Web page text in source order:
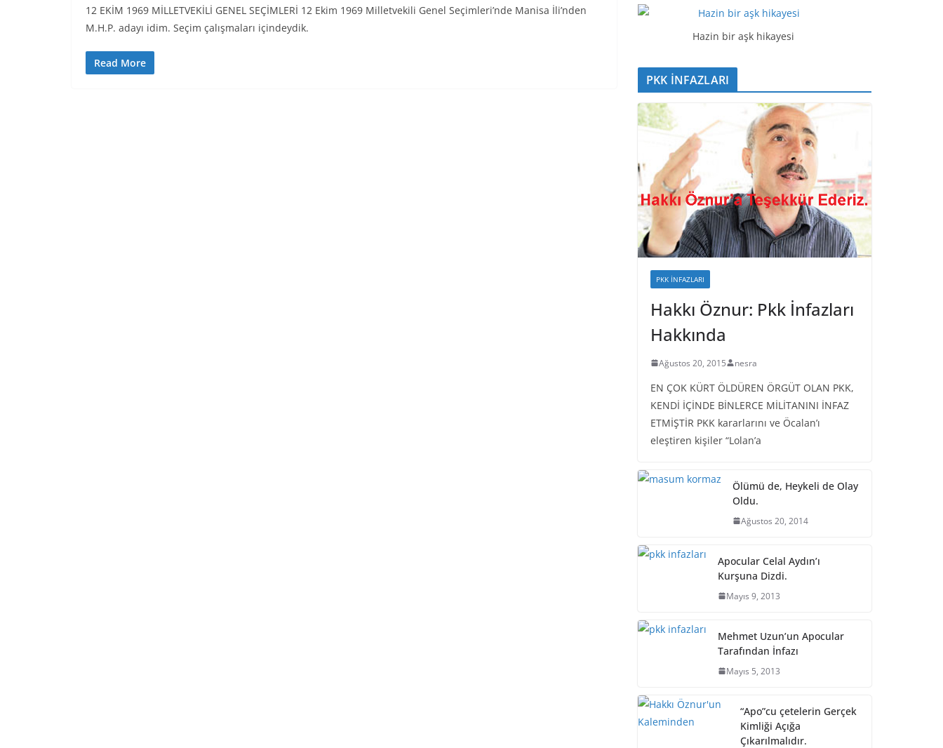
12 EKİM 1969 MİLLETVEKİLİ GENEL SEÇİMLERİ 12 Ekim 1969 Milletvekili Genel Seçimleri’nde Manisa İli’nden
M.H.P. adayı idim. Seçim çalışmaları içindeydik.
Read More
t
ı
Hazin bir aşk hikayesi
PKK İNFAZLARI
PKK İNFAZLARI
Hakkı Öznur: Pkk İnfazları
Hakkında
Ağustos 20, 2015 nesra
EN ÇOK KÜRT ÖLDÜREN ÖRGÜT OLAN PKK,
KENDİ İÇİNDE BİNLERCE MİLİTANINI İNFAZ
ETMİŞTİR PKK kararlarını ve Öcalan’ı
eleştiren kişiler “Lolan’a
Ölümü de, Heykeli de Olay
Oldu.
Ağustos 20, 2014
Apocular Celal Aydın’ı
Kurşuna Dizdi.
Mayıs 9, 2013
Mehmet Uzun’un Apocular
Tarafından İnfazı
Mayıs 5, 2013
“Apo”cu çetelerin Gerçek
Kimliği Açığa
Çıkarılmalıdır.